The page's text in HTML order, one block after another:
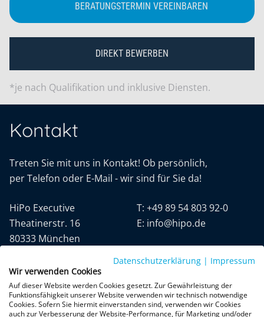
BERATUNGSTERMIN VEREINBAREN
DIREKT BEWERBEN
*je nach Qualifikation und inklusive Diensten.
Kontakt
Treten Sie mit uns in Kontakt! Ob persönlich,
per Telefon oder E-Mail - wir sind für Sie da!
HiPo Executive
Theatinerstr. 16
80333 München
T: +49 89 54 803 92-0
E: info@hipo.de
Datenschutzerklärung | Impressum
Wir verwenden Cookies
Auf dieser Website werden Cookies gesetzt. Zur Gewährleistung der
Funktionsfähigkeit unserer Website verwenden wir technisch notwendige
Cookies. Sofern Sie hiermit einverstanden sind, verwenden wir Cookies
auch zur Verbesserung der Website-Performance, für Marketing und/oder